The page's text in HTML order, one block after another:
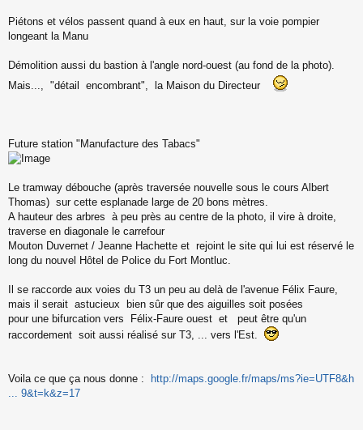
Piétons et vélos passent quand à eux en haut, sur la voie pompier
longeant la Manu
Démolition aussi du bastion à l'angle nord-ouest (au fond de la photo).
Mais..., "détail encombrant", la Maison du Directeur
Future station "Manufacture des Tabacs"
Le tramway débouche (après traversée nouvelle sous le cours Albert
Thomas) sur cette esplanade large de 20 bons mètres.
A hauteur des arbres à peu près au centre de la photo, il vire à droite,
traverse en diagonale le carrefour
Mouton Duvernet / Jeanne Hachette et rejoint le site qui lui est réservé le
long du nouvel Hôtel de Police du Fort Montluc.
Il se raccorde aux voies du T3 un peu au delà de l'avenue Félix Faure,
mais il serait astucieux bien sûr que des aiguilles soit posées
pour une bifurcation vers Félix-Faure ouest et peut être qu'un
raccordement soit aussi réalisé sur T3, ... vers l'Est.
Voila ce que ça nous donne :
http://maps.google.fr/maps/ms?ie=UTF8&h
... 9&t=k&z=17